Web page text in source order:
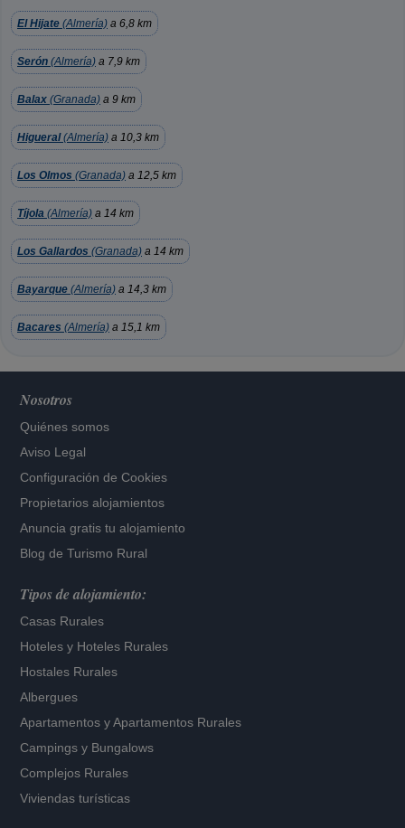
El Hijate (Almería) a 6,8 km
Serón (Almería) a 7,9 km
Balax (Granada) a 9 km
Higueral(Almería) a 10,3 km
Los Olmos (Granada) a 12,5 km
Tíjola (Almería) a 14 km
Los Gallardos (Granada) a 14 km
Bayarque (Almería) a 14,3 km
Bacares (Almería) a 15,1 km
Nosotros
Quiénes somos
Aviso Legal
Configuración de Cookies
Propietarios alojamientos
Anuncia gratis tu alojamiento
Blog de Turismo Rural
Tipos de alojamiento:
Casas Rurales
Hoteles y Hoteles Rurales
Hostales Rurales
Albergues
Apartamentos yApartamentos Rurales
Campings y Bungalows
Complejos Rurales
Viviendas turísticas